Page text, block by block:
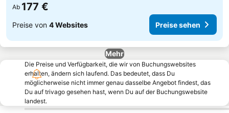
Ab 177 €
Preise von 4 Websites Preise sehen
Mehr
Die Preise und Verfügbarkeit, die wir von Buchungswebsites
erhalten, ändern sich laufend. Das bedeutet, dass Du
möglicherweise nicht immer genau dasselbe Angebot findest, das
Du auf trivago gesehen hast, wenn Du auf der Buchungswebsite
landest.